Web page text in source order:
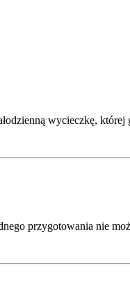
wycieczkę, której
przygotowania nie